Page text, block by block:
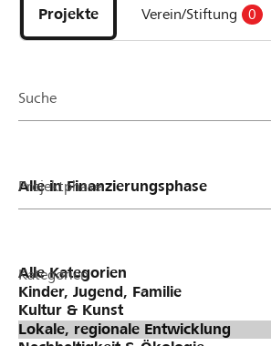
und
Organisationen
Projekte Verein/Stiftung 0
Suche
Projektphase
Kategorien